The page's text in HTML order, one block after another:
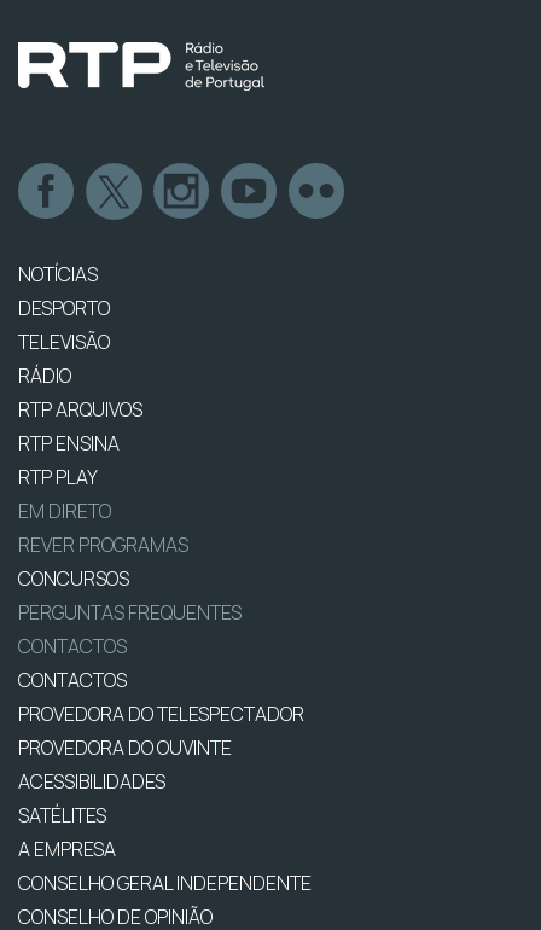
NOTÍCIAS
DESPORTO
TELEVISÃO
RÁDIO
RTP ARQUIVOS
RTP ENSINA
RTP PLAY
EM DIRETO
REVER PROGRAMAS
CONCURSOS
PERGUNTAS FREQUENTES
CONTACTOS
CONTACTOS
PROVEDORA DO TELESPECTADOR
PROVEDORA DO OUVINTE
ACESSIBILIDADES
SATÉLITES
A EMPRESA
CONSELHO GERAL INDEPENDENTE
CONSELHO DE OPINIÃO